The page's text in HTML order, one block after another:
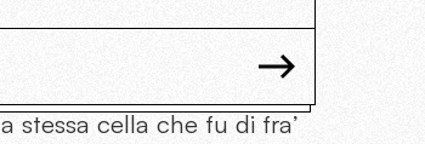
stessa cella che fu di fra’